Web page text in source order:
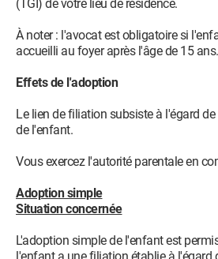
(TGI) de votre lieu de résidence.
À noter : l'avocat est obligatoire si
accueilli au foyer après l'âge de 15 ans.
Effets de l'adoption
Le lien de filiation subsiste à l'égard
de l'enfant.
Vous exercez l'autorité parentale en
Adoption simple
Situation concernée
L'adoption simple de l'enfant est